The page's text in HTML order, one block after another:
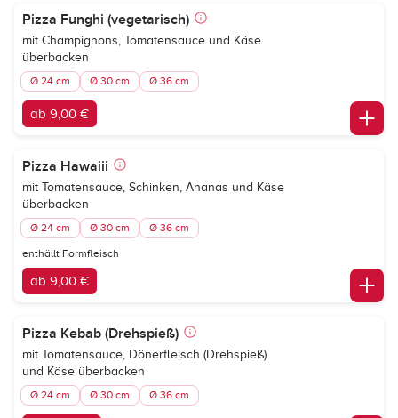
Pizza Funghi (vegetarisch)
mit Champignons, Tomatensauce und Käse
überbacken
Ø 24 cm Ø 30 cm Ø 36 cm
ab 9,00 €
Pizza Hawaiii
mit Tomatensauce, Schinken, Ananas und Käse
überbacken
Ø 24 cm Ø 30 cm Ø 36 cm
enthällt Formfleisch
ab 9,00 €
Pizza Kebab (Drehspieß)
mit Tomatensauce, Dönerfleisch (Drehspieß)
und Käse überbacken
Ø 24 cm Ø 30 cm Ø 36 cm